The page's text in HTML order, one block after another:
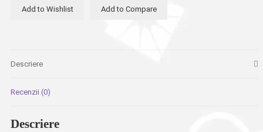
(linguri,furculite,
Add to Wishlist Add to Compare
Descriere
Recenzii (0)
Descriere